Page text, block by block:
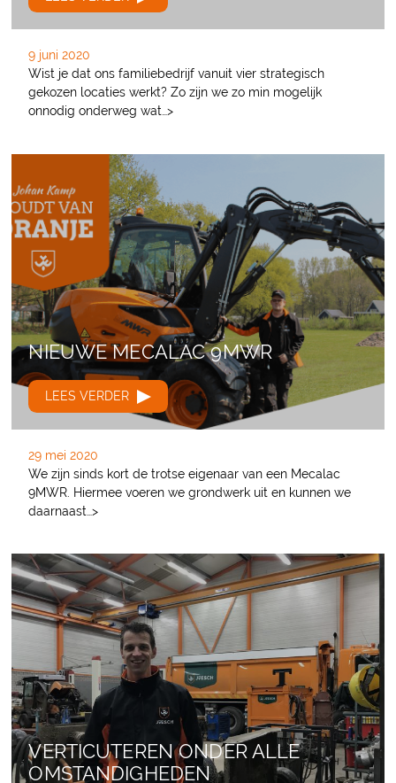
9 juni 2020
Wist je dat ons familiebedrijf vanuit vier strategisch
gekozen locaties werkt? Zo zijn we zo min mogelijk
onnodig onderweg wat…>
NIEUWE MECALAC 9MWR
LEES VERDER
29 mei 2020
We zijn sinds kort de trotse eigenaar van een Mecalac
9MWR. Hiermee voeren we grondwerk uit en kunnen we
daarnaast…>
VERTICUTEREN ONDER ALLE
OMSTANDIGHEDEN